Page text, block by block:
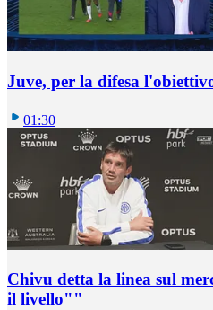
Juve, per la difesa
01:30
Chivu detta la linea sul
il livello""